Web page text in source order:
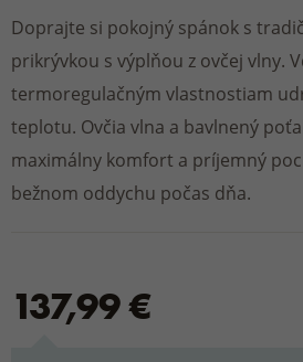
Doprajte si pokojný spánok s
prikrývkou s výplňou z ovčej vlny.
termoregulačným vlastnostiam
teplotu. Ovčia vlna a bavlnený
maximálny komfort a príjemný
bežnom oddychu počas dňa.
137,99 €